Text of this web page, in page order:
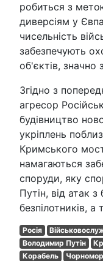
робиться з
диверсіям у
чисельність
забезпечують
об'єктів, значно
Згідно з
агресор
будівництво
укріплень
Кримського
намагаються
споруди, яку
Путін, від атак
безпілотників,
Росія
Володимир Путін
Корабель